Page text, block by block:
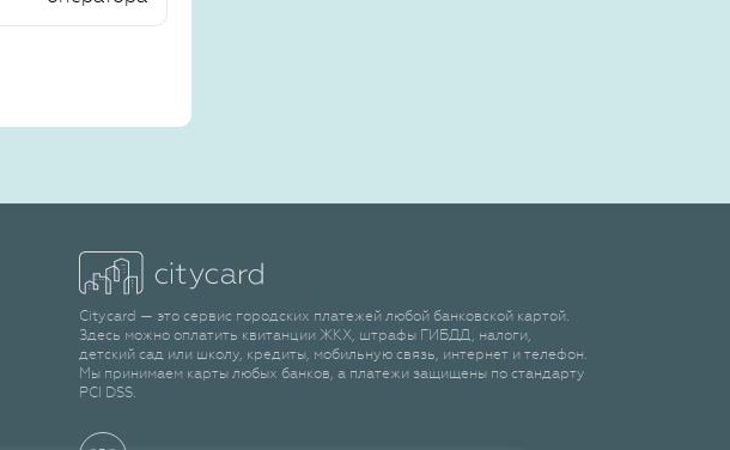
Citycard — это сервис городских платежей любой банковской картой.
Здесь можно оплатить квитанции ЖКХ, штрафы ГИБДД, налоги,
детский сад или школу, кредиты, мобильную связь, интернет и телефон.
Мы принимаем карты любых банков, а платежи защищены по стандарту
PCI DSS.